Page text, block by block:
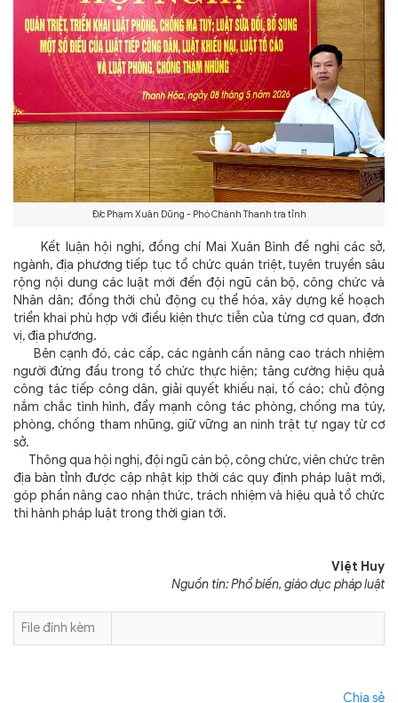
Đ/c Phạm Xuân Dũng - Phó Chánh Thanh tra tỉnh
Kết luận hội nghị, đồng chí Mai Xuân Bình đề nghị các sở,
ngành, địa phương tiếp tục tổ chức quán triệt, tuyên truyền sâu
rộng nội dung các luật mới đến đội ngũ cán bộ, công chức và
Nhân dân; đồng thời chủ động cụ thể hóa, xây dựng kế hoạch
triển khai phù hợp với điều kiện thực tiễn của từng cơ quan, đơn
vị, địa phương.
Bên cạnh đó, các cấp, các ngành cần nâng cao trách nhiệm
người đứng đầu trong tổ chức thực hiện; tăng cường hiệu quả
công tác tiếp công dân, giải quyết khiếu nại, tố cáo; chủ động
nắm chắc tình hình, đẩy mạnh công tác phòng, chống ma túy,
phòng, chống tham nhũng, giữ vững an ninh trật tự ngay từ cơ
sở.
Thông qua hội nghị, đội ngũ cán bộ, công chức, viên chức trên
địa bàn tỉnh được cập nhật kịp thời các quy định pháp luật mới,
góp phần nâng cao nhận thức, trách nhiệm và hiệu quả tổ chức
thi hành pháp luật trong thời gian tới.
Việt Huy
Nguồn tin: Phổ biến, giáo dục pháp luật
File đính kèm
Chia sẻ